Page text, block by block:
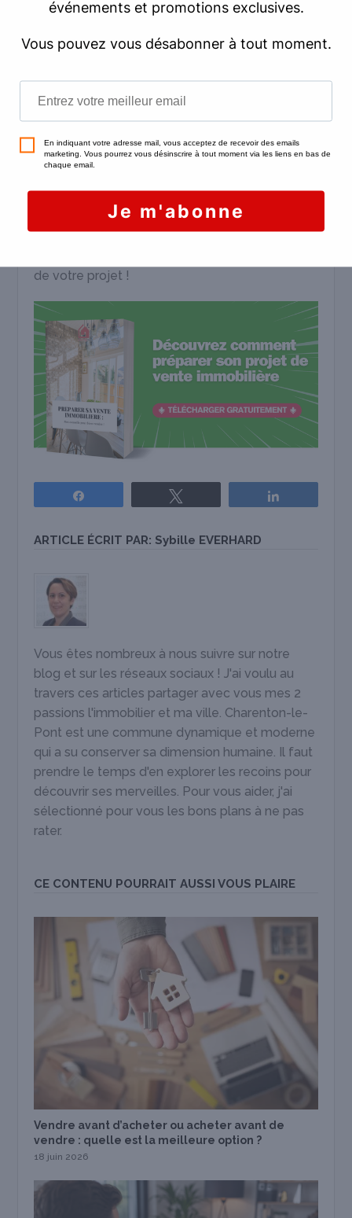
l’annonce et dans les documents officiels de
définitif. Idéalement, cette mesure doit être
car une erreur commise dans l’affichage de
cette information peut aboutir à une sanction
(en particulier, une réduction du prix de vente).
Pour vous simplifier la vie et éviter les erreurs, il
à des professionnels de la vente
mêmes collaborent avec des diagnostiqueurs
de votre projet !
ARTICLE ÉCRIT PAR: Sybille EVERHARD
Vous êtes nombreux à nous suivre sur notre
blog et sur les réseaux sociaux ! J'ai voulu au
travers ces articles partager avec vous mes 2
passions l'immobilier et ma ville. Charenton-le-
Pont est une commune dynamique et moderne
qui a su conserver sa dimension humaine. Il faut
prendre le temps d'en explorer les recoins pour
découvrir ses merveilles. Pour vous aider, j'ai
sélectionné pour vous les bons plans à ne pas
rater.
CE CONTENU POURRAIT AUSSI VOUS PLAIRE
Vendre avant d’acheter ou acheter avant de
vendre : quelle est la meilleure option ?
18 juin 2026